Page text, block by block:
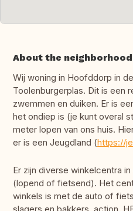
About the neighborhood
Wij woning in Hoofddorp in
Toolenburgerplas. Dit is een
zwemmen en duiken. Er is
het ondiep is (je kunt overal
meter lopen van ons huis.
er is een Jeugdland (https://
Er zijn diverse winkelcentra
(lopend of fietsend). Het
winkels is met de auto of